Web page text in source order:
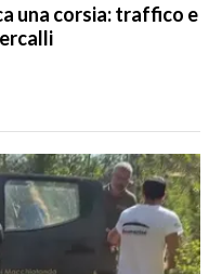
una corsia: traffico e